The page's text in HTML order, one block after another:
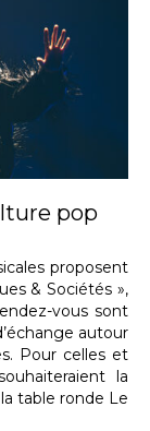
pop
proposent
& Sociétés »,
vous sont
autour
Pour celles et
la
table ronde Le